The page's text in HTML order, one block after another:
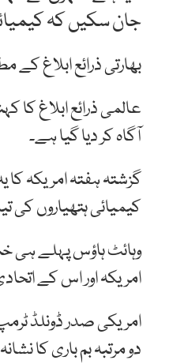
جان سکیں کہ
بھارتی ذرائع ابلاغ
عالمی ذرائع ابلاغ
آگاہ کر دیا گیا ہے۔
گزشتہ ہفتہ امریکہ
کیمیائی ہتھیاروں کی
وہائٹ ہاؤس پہلے ہی
امریکہ اور اس کے
دو مرتبہ بم باری کا نشانہ